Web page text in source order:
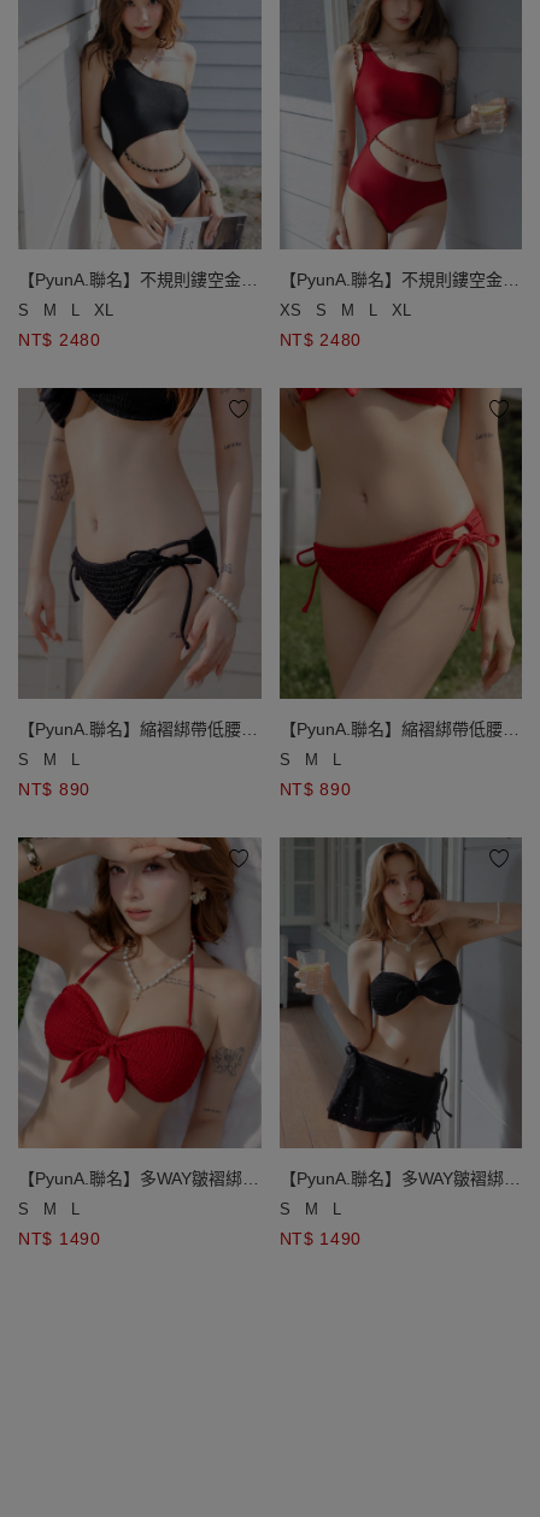
【PyunA.聯名】不規則鏤空金鍊
平口單肩連身泳衣
S M L XL
NT$ 2480
【PyunA.聯名】不規則鏤空金鍊
平口單肩連身泳衣
XS S M L XL
NT$ 2480
【PyunA.聯名】縮褶綁帶低腰泳
褲
S M L
NT$ 890
【PyunA.聯名】縮褶綁帶低腰泳
褲
S M L
NT$ 890
【PyunA.聯名】多WAY皺褶綁帶
爆乳比基尼
S M L
NT$ 1490
【PyunA.聯名】多WAY皺褶綁帶
爆乳比基尼
S M L
NT$ 1490